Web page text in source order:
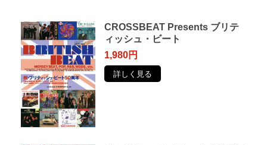
CROSSBEAT Presents ブリテ
ィッシュ・ビート
1,980円
詳しく見る